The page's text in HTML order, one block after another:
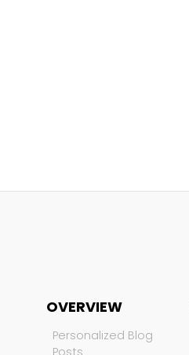
OVERVIEW
Personalized Blog
Posts